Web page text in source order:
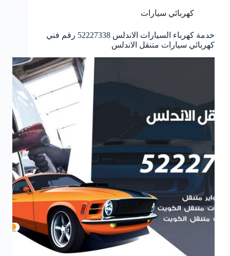
كهربائي سيارات
خدمة كهرباء السيارات الاندلس 52227338 رقم فني
كهربائي سيارات متنقل الاندلس